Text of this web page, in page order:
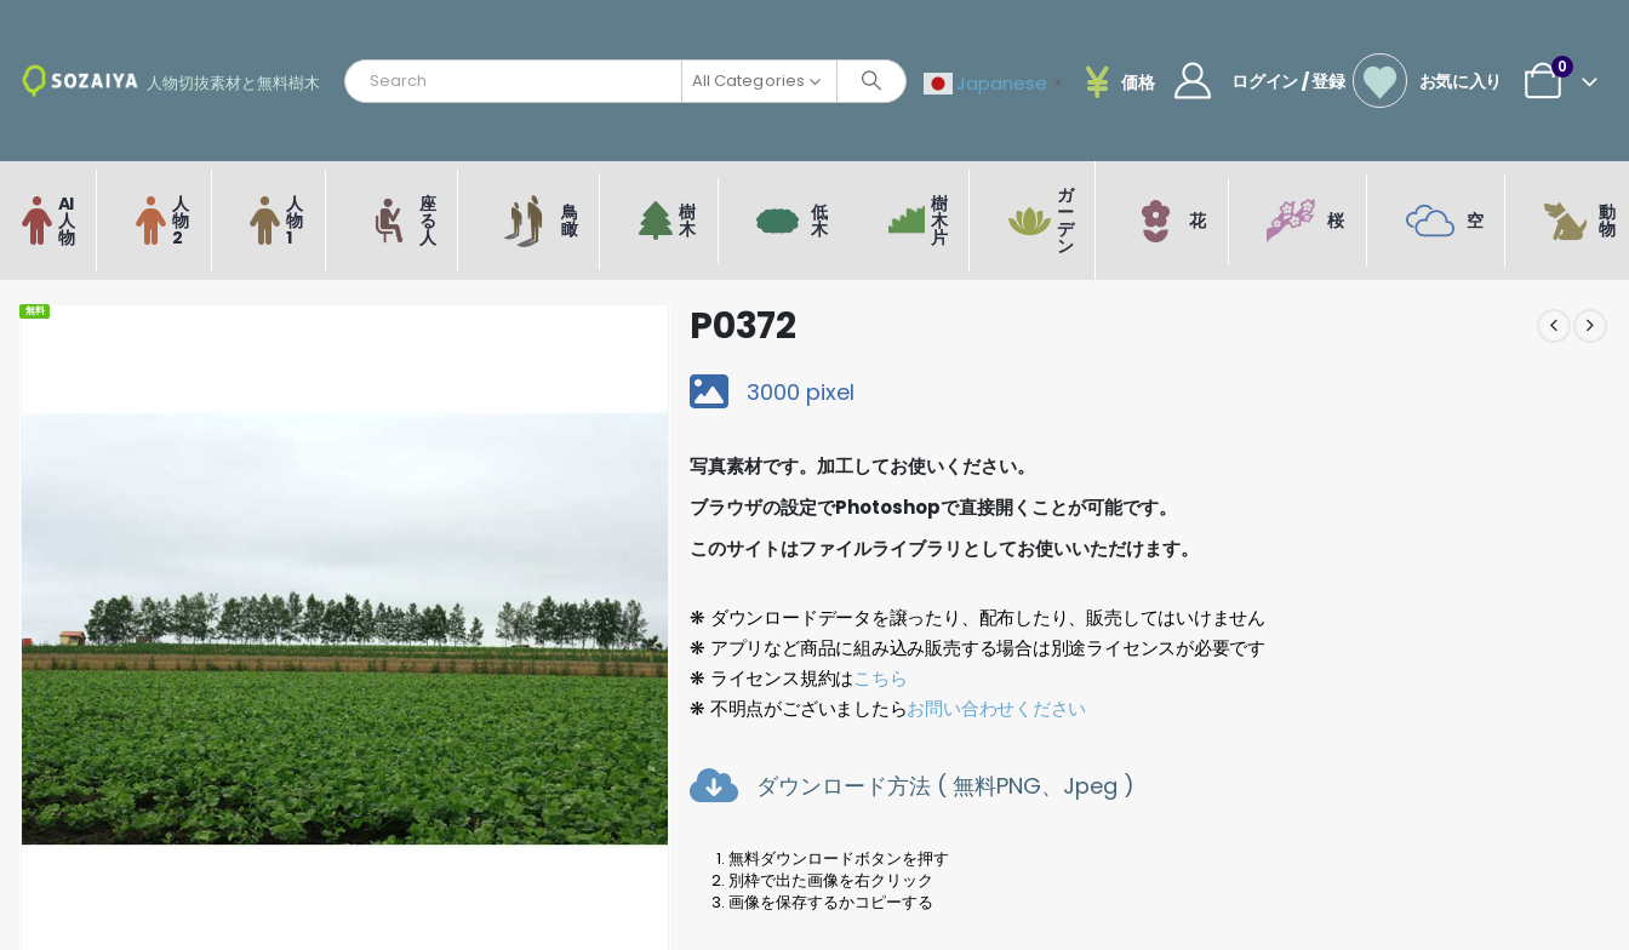
人物切抜素材と無料樹木 All Categories Japanese ▼ 価格 ログイン / 登録 お気に入り
0
AI
人
物
人
物
2
人
物
1
座
る
人
鳥
瞰
樹
木
低
木
樹
木
片
ガ
ー
デ
ン
花 桜 空 動
物
無料 P0372
3000 pixel
写真素材です。加工してお使いください。
ブラウザの設定でPhotoshopで直接開くことが可能です。
このサイトはファイルライブラリとしてお使いいただけます。
❋ ダウンロードデータを譲ったり、配布したり、販売してはいけません
❋ アプリなど商品に組み込み販売する場合は別途ライセンスが必要です
❋ ライセンス規約はこちら
❋ 不明点がございましたらお問い合わせください
ダウンロード方法 ( 無料PNG、Jpeg )
無料ダウンロードボタンを押す
別枠で出た画像を右クリック
画像を保存するかコピーする